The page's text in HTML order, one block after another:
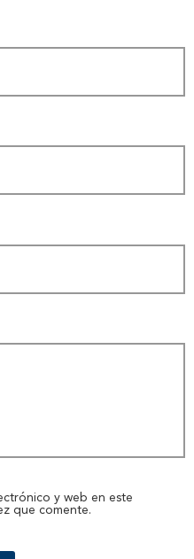
y web en este
que comente.